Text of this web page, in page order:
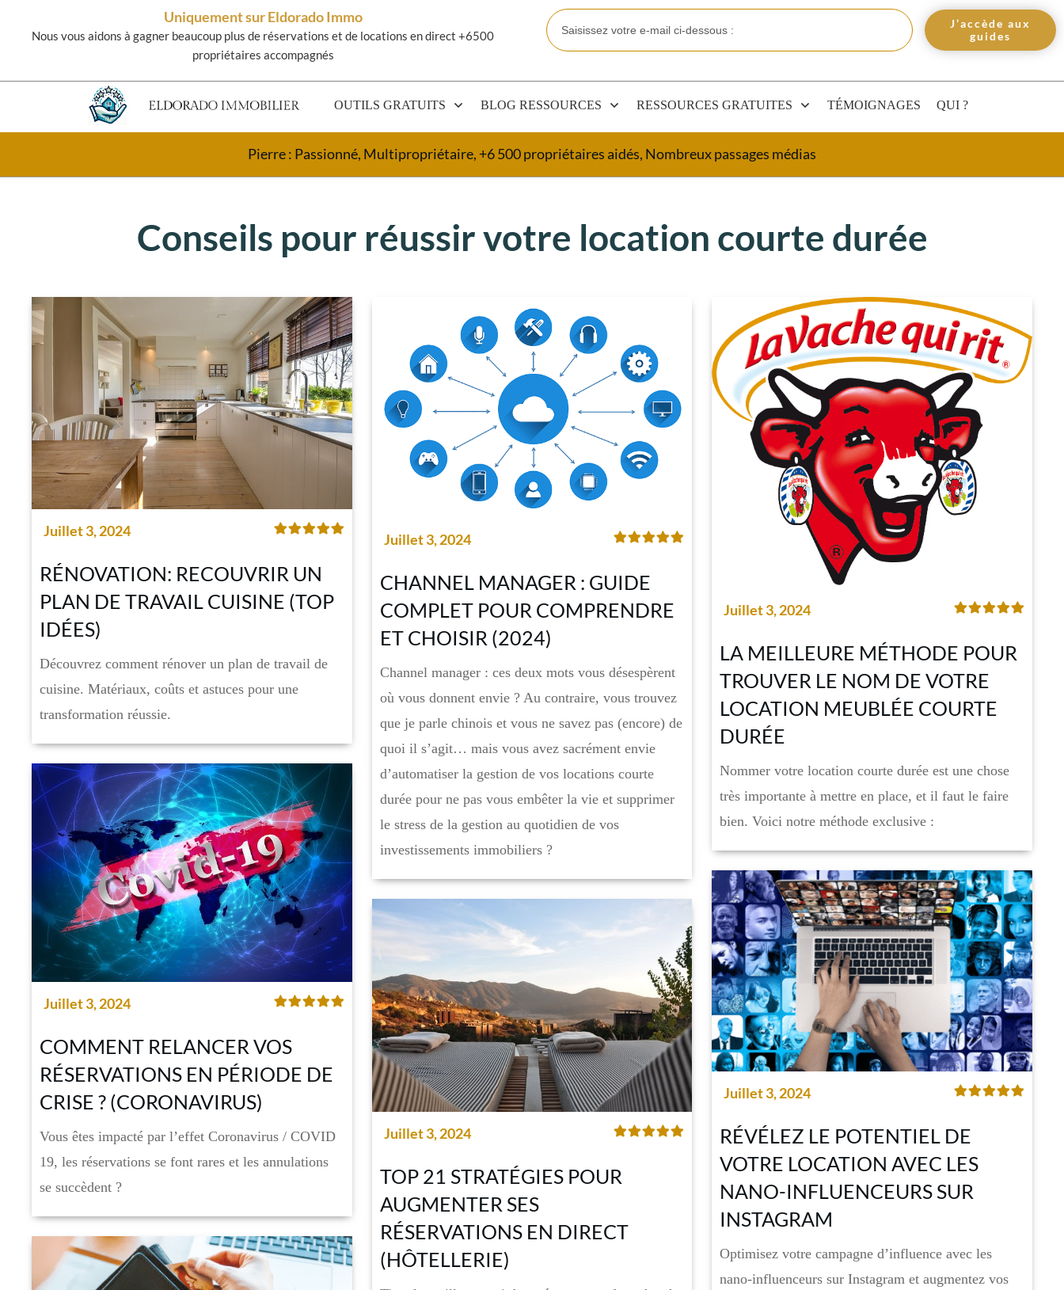
Uniquement sur Eldorado Immo
Nous vous aidons à gagner beaucoup plus de réservations et de locations en direct +6500
propriétaires accompagnés
J’accède aux
guides
OUTILS GRATUITS BLOG RESSOURCES RESSOURCES GRATUITES TÉMOIGNAGES QUI ?
Pierre : Passionné, Multipropriétaire, +6 500 propriétaires aidés, Nombreux passages médias
Conseils pour réussir votre location courte durée
Juillet 3, 2024
RÉNOVATION: RECOUVRIR UN
PLAN DE TRAVAIL CUISINE (TOP
IDÉES)
Découvrez comment rénover un plan de travail de
cuisine. Matériaux, coûts et astuces pour une
transformation réussie.
Juillet 3, 2024
CHANNEL MANAGER : GUIDE
COMPLET POUR COMPRENDRE
ET CHOISIR (2024)
Channel manager : ces deux mots vous désespèrent
où vous donnent envie ? Au contraire, vous trouvez
que je parle chinois et vous ne savez pas (encore) de
quoi il s’agit… mais vous avez sacrément envie
d’automatiser la gestion de vos locations courte
durée pour ne pas vous embêter la vie et supprimer
le stress de la gestion au quotidien de vos
investissements immobiliers ?
Juillet 3, 2024
LA MEILLEURE MÉTHODE POUR
TROUVER LE NOM DE VOTRE
LOCATION MEUBLÉE COURTE
DURÉE
Nommer votre location courte durée est une chose
très importante à mettre en place, et il faut le faire
bien. Voici notre méthode exclusive :
Juillet 3, 2024
COMMENT RELANCER VOS
RÉSERVATIONS EN PÉRIODE DE
CRISE ? (CORONAVIRUS)
Vous êtes impacté par l’effet Coronavirus / COVID
19, les réservations se font rares et les annulations
se succèdent ?
Juillet 3, 2024
RÉVÉLEZ LE POTENTIEL DE
VOTRE LOCATION AVEC LES
NANO-INFLUENCEURS SUR
INSTAGRAM
Optimisez votre campagne d’influence avec les
nano-influenceurs sur Instagram et augmentez vos
Juillet 3, 2024
TOP 21 STRATÉGIES POUR
AUGMENTER SES
RÉSERVATIONS EN DIRECT
(HÔTELLERIE)